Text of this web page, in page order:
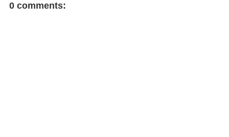
0 comments: